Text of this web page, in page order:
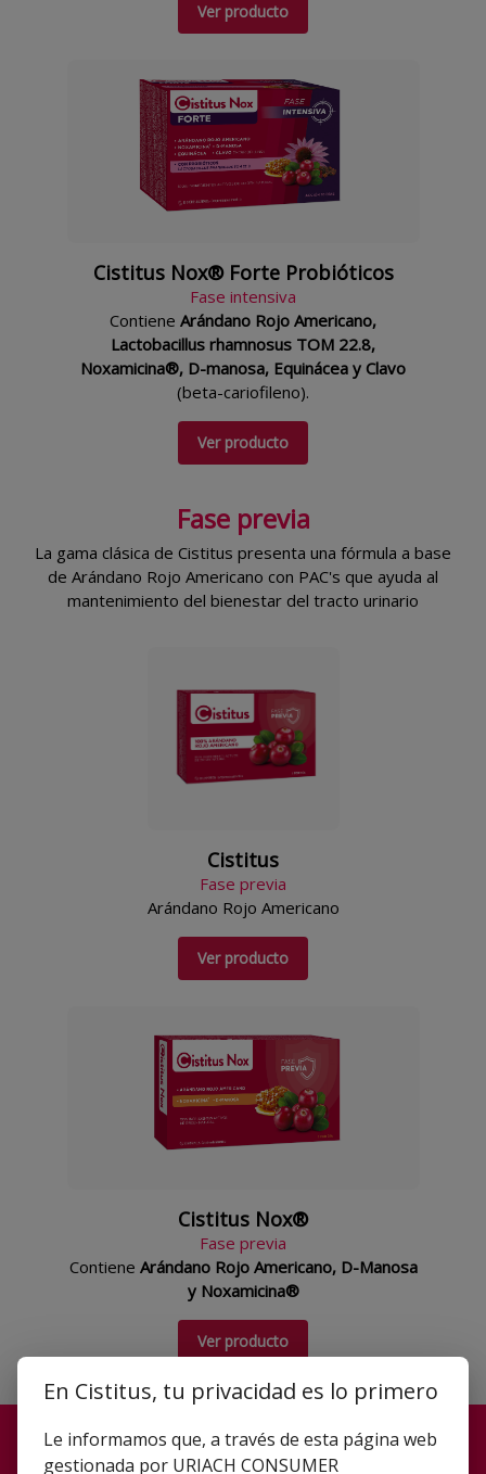
Ver producto
Cistitus Nox® Forte Probióticos
Fase intensiva
Contiene Arándano Rojo Americano,
Lactobacillus rhamnosus TOM 22.8,
Noxamicina®, D-manosa, Equinácea y Clavo
(beta-cariofileno).
Ver producto
Fase previa
La gama clásica de Cistitus presenta una fórmula a base
de Arándano Rojo Americano con PAC's que ayuda al
mantenimiento del bienestar del tracto urinario
Cistitus
Fase previa
Arándano Rojo Americano
Ver producto
Cistitus Nox®
Fase previa
Contiene Arándano Rojo Americano, D-Manosa
y Noxamicina®
Ver producto
¿Donde comprar?
En Cistitus, tu privacidad es lo primero
Le informamos que, a través de esta página web
gestionada por URIACH CONSUMER